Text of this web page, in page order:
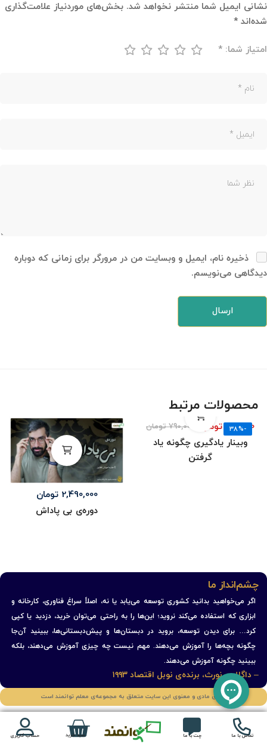
نشانی ایمیل شما منتشر نخواهد شد. بخش‌های موردنیاز علامت‌گذاری
شده‌اند *
امتیاز شما: *
ذخیره نام، ایمیل و وبسایت من در مرورگر برای زمانی که دوباره
دیدگاهی می‌نویسم.
محصولات مرتبط
-38%
490,000 تومان 790,000 تومان
وبینار یادگیری چگونه یاد
گرفتن
2,490,000 تومان
دوره‌ی بی پاداش
چشم‌انداز ما
اگر می‌خواهید بدانید کشوری توسعه می‌یابد یا نه، اصلاً سراغ فناوری، کارخانه و
ابزاری که استفاده می‌کند نروید؛ این‌ها را به راحتی می‌توان خرید، دزدید یا کپی
کرد… برای دیدن توسعه، بروید در دبستان‌ها و پیش‌دبستانی‌ها، ببینید آن‌جا
چگونه بچه‌ها را آموزش می‌دهند. مهم نیست چه چیزی آموزش می‌دهند، بلکه
ببینید چگونه آموزش می‌دهند.
– داگلاس نورث، برنده‌ی نوبل اقتصاد ۱۹۹۳
حقوق مادی و معنوی این سایت متعلق به مجموعه‌ی معلم توانمند است
تماس با ما چت با ما سبد خرید حساب کاربری